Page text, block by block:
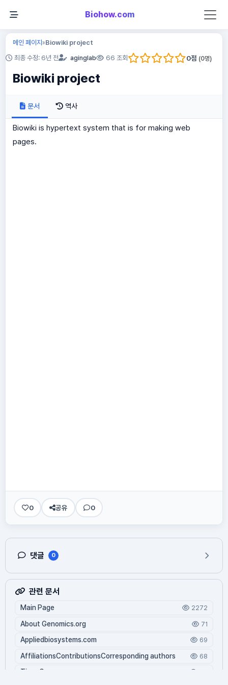
Biohow.com
메인 페이지»Biowiki project
최종 수정: 6년 전 aginglab 66 조회 0점 (0명)
Biowiki project
문서 역사
Biowiki is hypertext system that is for making web
pages.
0 공유 0
댓글 0
관련 문서
Main Page 2272
About Genomics.org 71
Appliedbiosystems.com 69
AffiliationsContributionsCorresponding authors 68
Tiger Genome